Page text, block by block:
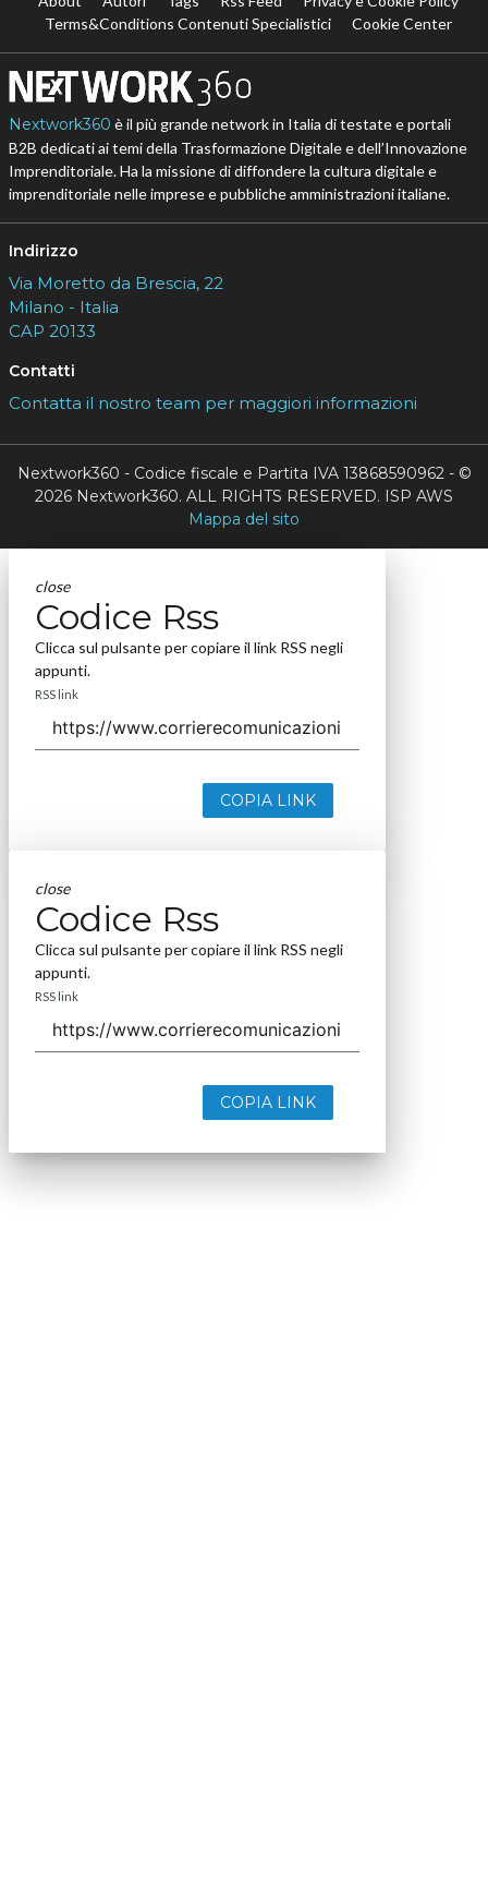
Terms&Conditions Contenuti Specialistici
Cookie Center
Nextwork360 è il più grande network in Italia di testate e portali
B2B dedicati ai temi della Trasformazione Digitale e dell’Innovazione
Imprenditoriale. Ha la missione di diffondere la cultura digitale e
imprenditoriale nelle imprese e pubbliche amministrazioni italiane.
Indirizzo
Via Moretto da Brescia, 22
Milano - Italia
CAP 20133
Contatti
Contatta il nostro team per maggiori informazioni
Nextwork360 - Codice fiscale e Partita IVA 13868590962 - ©
2026 Nextwork360. ALL RIGHTS RESERVED. ISP AWS
Mappa del sito
close
Codice Rss
Clicca sul pulsante per copiare il link RSS negli
appunti.
RSS link
COPIA LINK
close
Codice Rss
Clicca sul pulsante per copiare il link RSS negli
appunti.
RSS link
COPIA LINK